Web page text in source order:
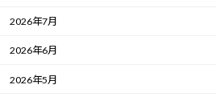
2026年7月
2026年6月
2026年5月